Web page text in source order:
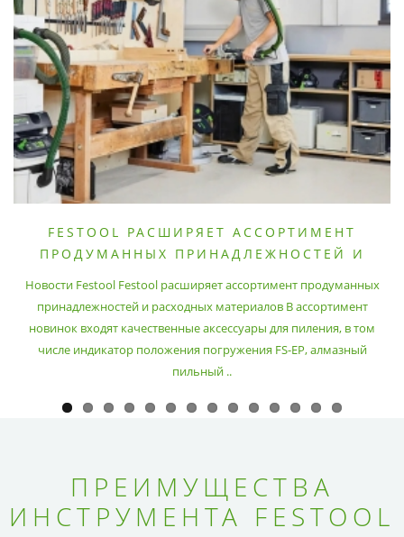
FESTOOL РАСШИРЯЕТ АССОРТИМЕНТ
ПРОДУМАННЫХ ПРИНАДЛЕЖНОСТЕЙ И
Новости Festool Festool расширяет ассортимент продуманных
принадлежностей и расходных материалов В ассортимент
новинок входят качественные аксессуары для пиления, в том
числе индикатор положения погружения FS-EP, алмазный
пильный ..
ПРЕИМУЩЕСТВА
ИНСТРУМЕНТА FESTOOL